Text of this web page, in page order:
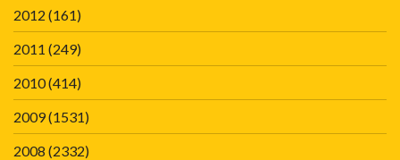
2012 (161)
2011 (249)
2010(414)
2009(1531)
2008 (2332)